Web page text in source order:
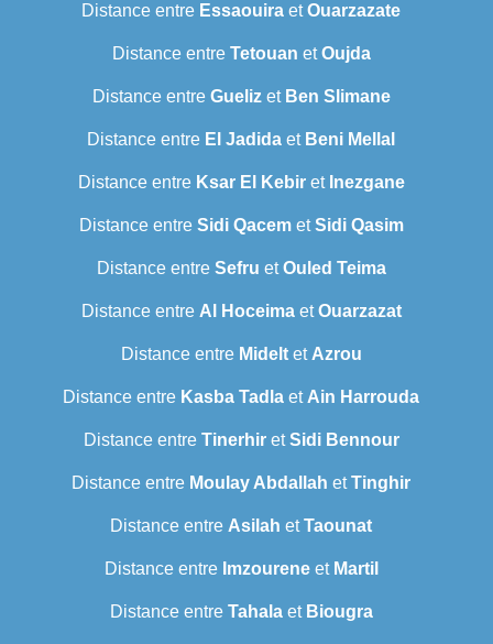
Distance entre Essaouira etOuarzazate
Distance entre Tetouan etOujda
Distance entre Guelizet Ben Slimane
Distance entre El Jadida et Beni Mellal
Distance entre Ksar El Kebiret Inezgane
Distance entre Sidi QacemetSidi Qasim
Distance entre Sefru etOuled Teima
Distance entre Al HoceimaetOuarzazat
Distance entre Mideltet Azrou
Distance entre Kasba Tadla et Ain Harrouda
Distance entre TinerhiretSidi Bennour
Distance entre Moulay Abdallah etTinghir
Distance entre Asilah etTaounat
Distance entre Imzoureneet Martil
Distance entre Tahalaet Biougra